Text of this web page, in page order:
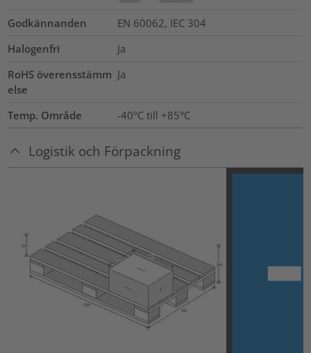
Godkännanden
EN 60062, IEC 304
Halogenfri
Ja
RoHS överensstämm
else
Ja
Temp. Område -40°C till +85°C
Logistik och Förpackning